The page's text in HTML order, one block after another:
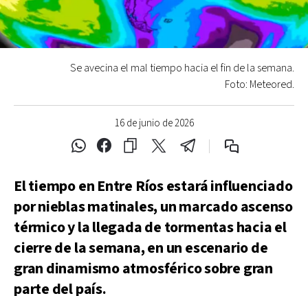
16 de junio de 2026
Se avecina el mal tiempo hacia el fin de la semana.
Foto: Meteored.
El tiempo en Entre Ríos estará influenciado
por nieblas matinales, un marcado ascenso
térmico y la llegada de tormentas hacia el
cierre de la semana, en un escenario de
gran dinamismo atmosférico sobre gran
parte del país.